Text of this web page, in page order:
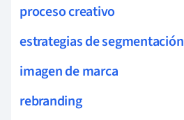
proceso creativo
estrategias de segmentación
imagen de marca
rebranding